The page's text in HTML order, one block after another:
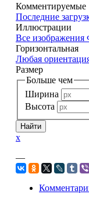
Комментируемые
Последние
Иллюстрации
Все изображения
Горизонтальная
Любая
Размер
Больше чем
Ширина
Высота
x
—